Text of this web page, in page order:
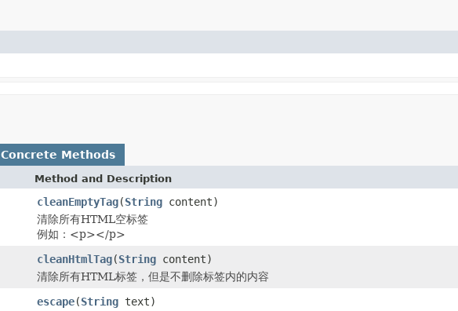
Concrete Methods
Method and Description
cleanEmptyTag(String content)
清除所有HTML空标签
例如：<p></p>
cleanHtmlTag(String content)
清除所有HTML标签，但是不删除标签内的内容
escape(String text)